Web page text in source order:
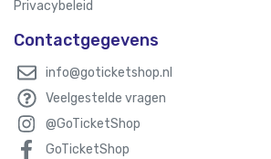
Privacybeleid
Contactgegevens
info@goticketshop.nl
Veelgestelde vragen
@GoTicketShop
GoTicketShop